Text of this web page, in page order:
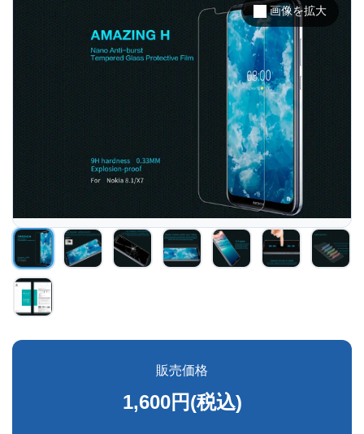
画像を拡大
販売価格
1,600円(税込)